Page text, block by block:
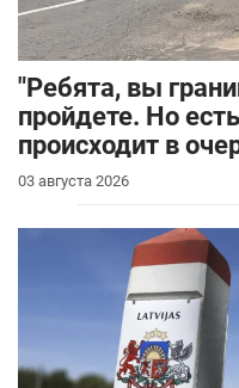
"Ребята, вы
пройдете. Но
происходит в
03 августа 2026